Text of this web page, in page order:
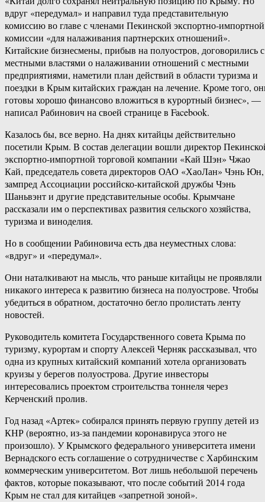
вдруг «передумал» и направил туда представительную
комиссию во главе с членами Пекинской экспортно-импортной
комиссии «для налаживания партнерских отношений».
Китайские бизнесмены, прибыв на полуостров, договорились с
местными властями о налаживании отношений с местными
предприятиями, наметили план действий в области туризма и
поездки в Крым китайских граждан на лечение. Кроме того,
готовы хорошо финансово вложиться в курортный бизнес», —
написал Рабинович на своей странице в Facebook.
Казалось бы, все верно. На днях китайцы действительно
посетили Крым. В состав делегации вошли директор
экспортно-импортной торговой компании «Кай Шэн» Чжао
Кай, председатель совета директоров ОАО «ХаоЛан» Чэнь Юн,
зампред Ассоциации российско-китайской дружбы Чэнь
Шаньвэнт и другие представительные особы. Крымчане
рассказали им о перспективах развития сельского хозяйства,
туризма и виноделия.
Но в сообщении Рабиновича есть два неуместных слова:
«вдруг» и «передумал».
Они наталкивают на мысль, что раньше китайцы не проявляли
никакого интереса к развитию бизнеса на полуострове. Чтобы
убедиться в обратном, достаточно бегло пролистать ленту
новостей.
Руководитель комитета Государственного совета Крыма по
туризму, курортам и спорту Алексей Черняк рассказывал, что
одна из крупных китайский компаний хотела организовать
круизы у берегов полуострова. Другие инвесторы
интересовались проектом строительства тоннеля через
Керченский пролив.
Год назад «Артек» собирался принять первую группу детей из
КНР (вероятно, из-за пандемии коронавируса этого не
произошло). У Крымского федерального университета имени
Вернадского есть соглашение о сотрудничестве с Харбинским
коммерческим университетом. Вот лишь небольшой перечень
фактов, которые показывают, что после событий 2014 года
Крым не стал для китайцев «запретной зоной».